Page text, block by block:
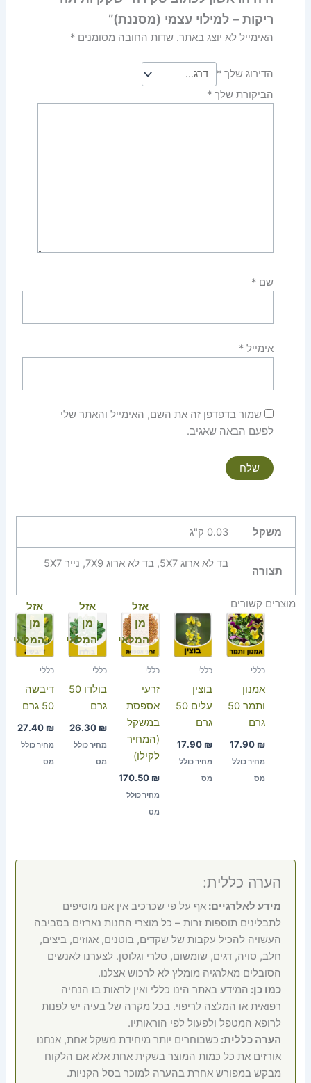
ריקות – למילוי עצמי (מסננת)”
האימייל לא יוצג באתר. שדות החובה מסומנים *
הדירוג שלך *
הביקורת שלך *
שם *
אימייל *
שמור בדפדפן זה את השם, האימייל והאתר שלי
לפעם הבאה שאגיב.
משקל 0.03 ק"ג
תצורה
בד לא ארוג 5X7, בד לא ארוג 7X9, נייר 5X7
מוצרים קשורים
כללי
אמנון
ותמר 50
גרם
17.90 ₪
מחיר כולל
מס
כללי
בוצין
עלים 50
גרם
17.90 ₪
מחיר כולל
מס
אזל
מן
המלאי
כללי
זרעי
אספסת
במשקל
(המחיר
לקילו)
170.50 ₪
מחיר כולל
מס
אזל
מן
המלאי
כללי
בולדו 50
גרם
26.30 ₪
מחיר כולל
מס
אזל
מן
המלאי
כללי
דיבשה
50 גרם
27.40 ₪
מחיר כולל
מס
הערה כללית:
מידע לאלרגיים:אף על פי שכרכיב אין אנו מוסיפים
לתבלינים תוספות זרות – כל מוצרי החנות נארזים בסביבה
העשויה להכיל עקבות של שקדים, בוטנים, אגוזים, ביצים,
חלב, סויה, דגים, שומשום, סלרי וגלוטן. לצערנו לאנשים
הסובלים מאלרגיה מומלץ לא לרכוש אצלנו.
כמו כן: המידע באתר הינו כללי ואין לראות בו הנחיה
רפואית או המלצה לריפוי. בכל מקרה של בעיה יש לפנות
לרופא המטפל ולפעול לפי הוראותיו.
הערה כללית: כשבוחרים יותר מיחידת משקל אחת, אנחנו
אורזים את כל כמות המוצר בשקית אחת אלא אם הלקוח
מבקש במפורש אחרת בהערה למוכר בסל הקניות.